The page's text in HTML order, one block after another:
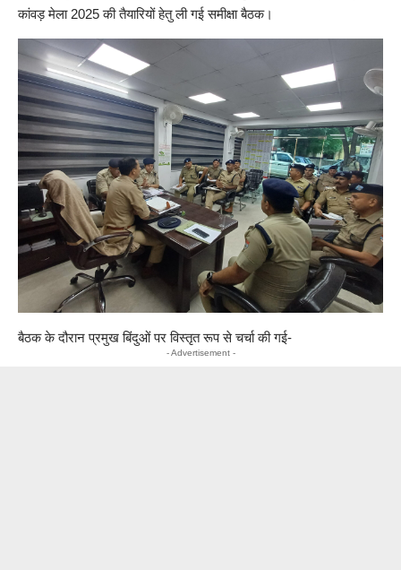
कांवड़ मेला 2025 की तैयारियों हेतु ली गई समीक्षा बैठक।
बैठक के दौरान प्रमुख बिंदुओं पर विस्तृत रूप से चर्चा की गई-
- Advertisement -